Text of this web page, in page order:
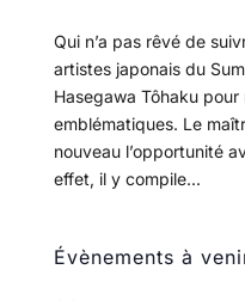
Qui n’a pas rêvé de
artistes japonais du
Hasegawa Tôhaku
emblématiques. Le
nouveau l’opportunité
effet, il y compile...
Évènements à